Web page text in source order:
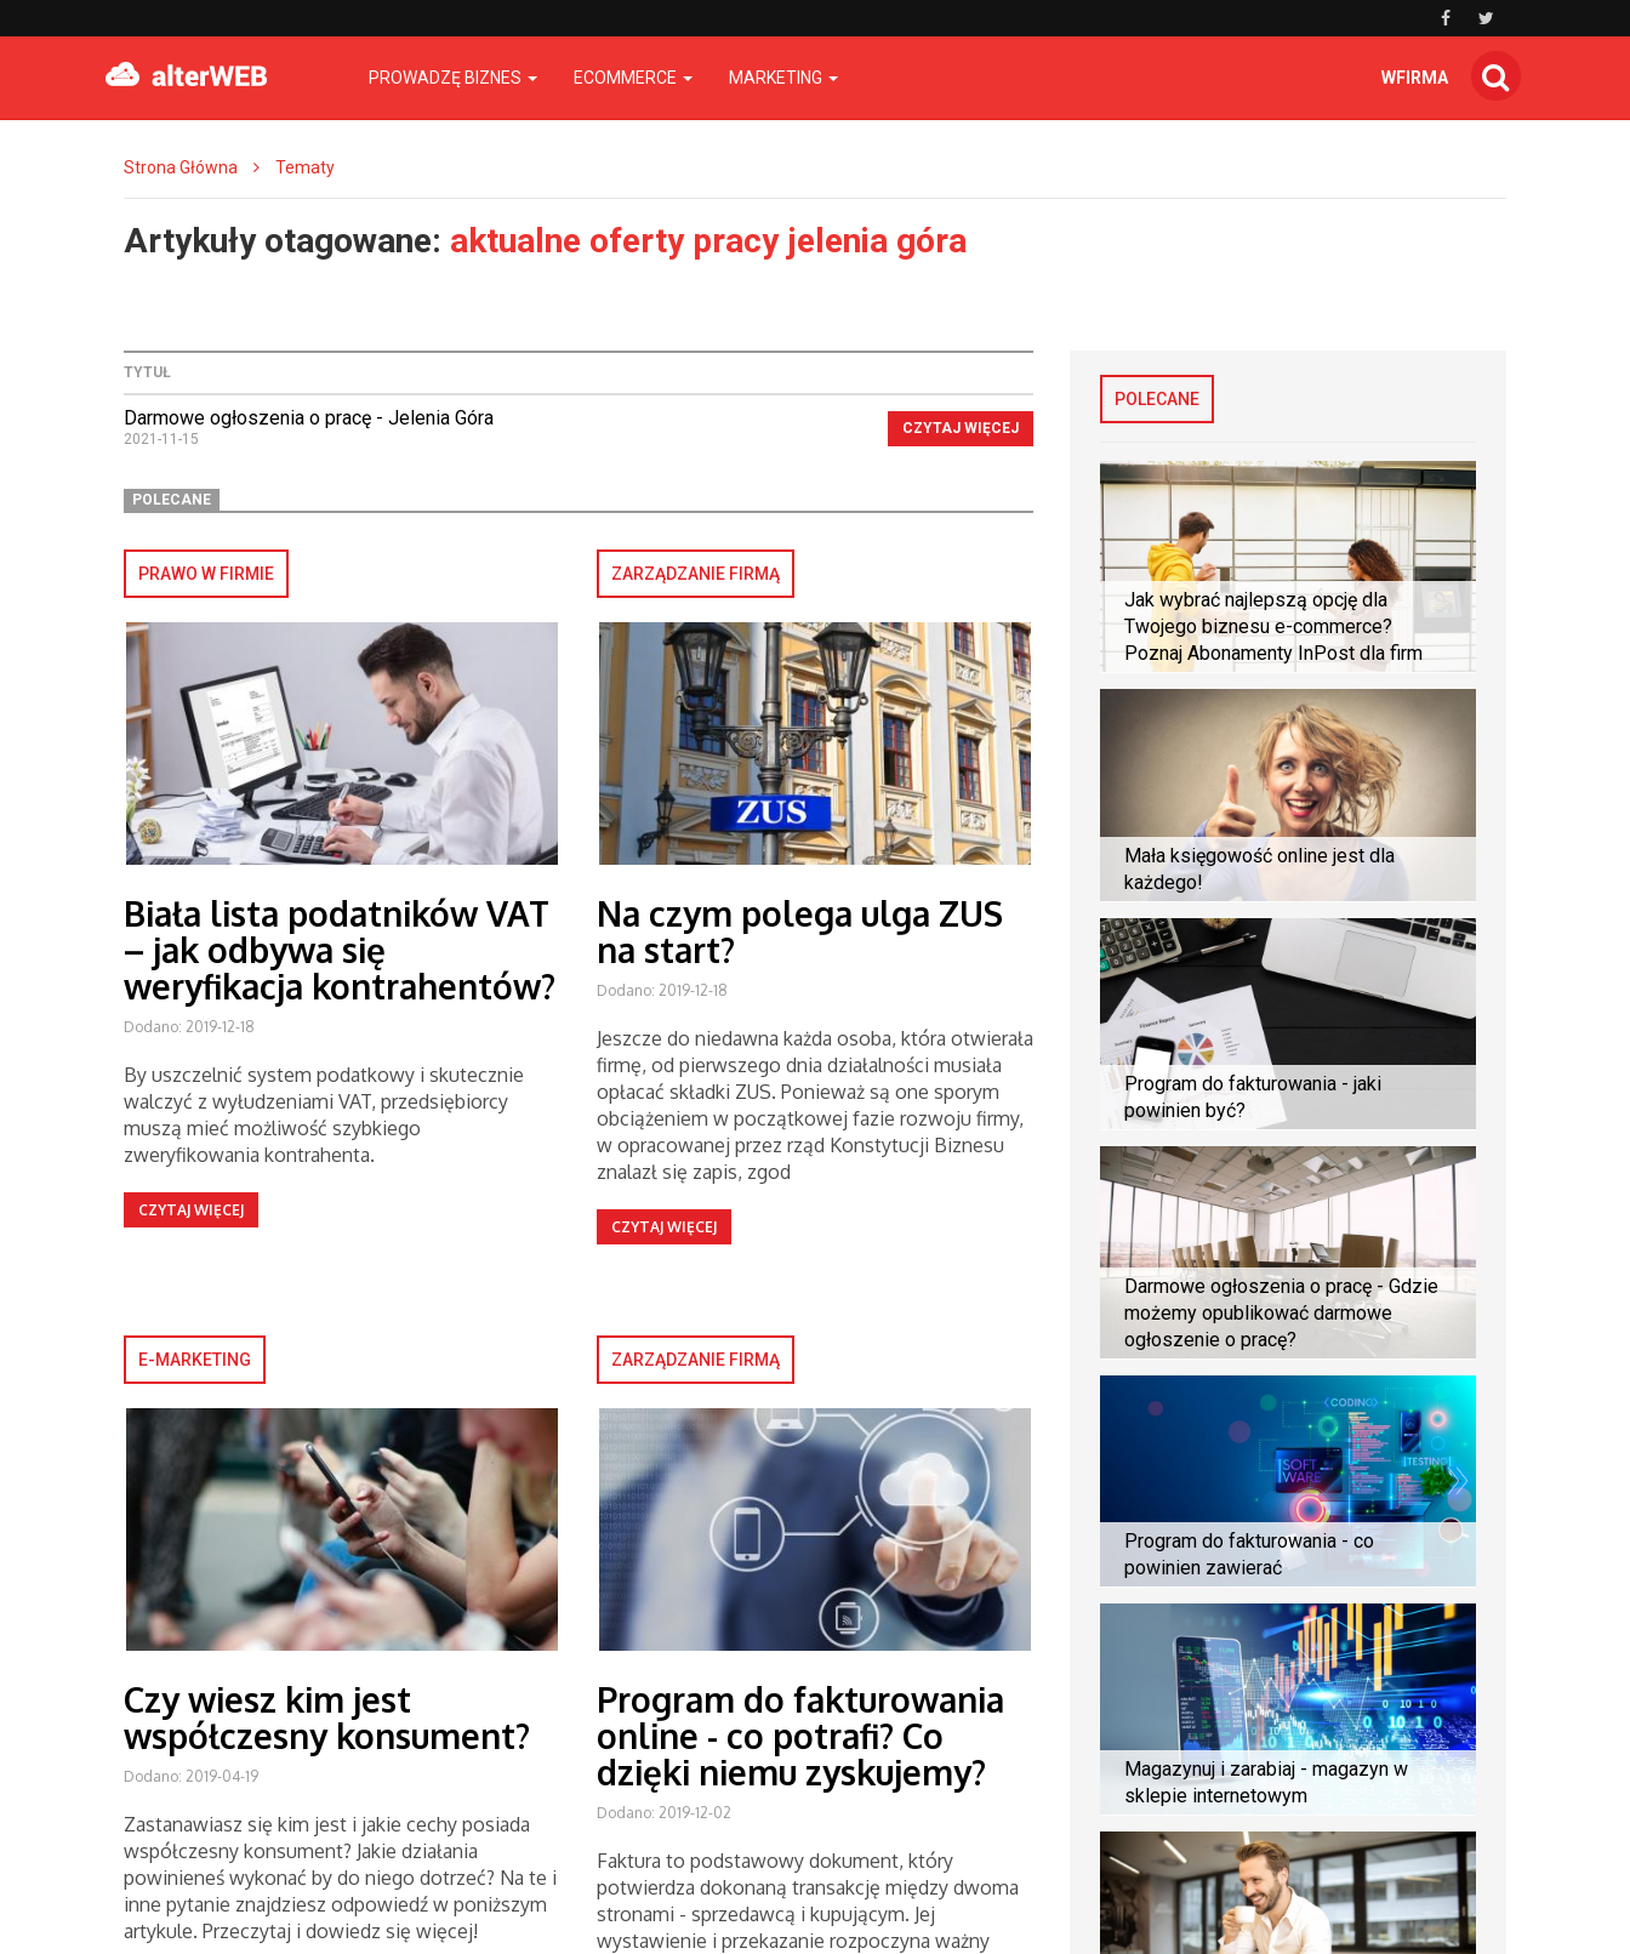
PROWADZĘ BIZNES ECOMMERCE MARKETING WFIRMA
Strona Główna Tematy
Artykuły otagowane: aktualne oferty pracy jelenia góra
TYTUŁ
Darmowe ogłoszenia o pracę - Jelenia Góra
2021-11-15
CZYTAJ WIĘCEJ
POLECANE
PRAWO W FIRMIE
Biała lista podatników VAT
– jak odbywa się
weryfikacja kontrahentów?
Dodano: 2019-12-18
By uszczelnić system podatkowy i skutecznie
walczyć z wyłudzeniami VAT, przedsiębiorcy
muszą mieć możliwość szybkiego
zweryfikowania kontrahenta.
CZYTAJ WIĘCEJ
ZARZĄDZANIE FIRMĄ
Na czym polega ulga ZUS
na start?
Dodano: 2019-12-18
Jeszcze do niedawna każda osoba, która otwierała
firmę, od pierwszego dnia działalności musiała
opłacać składki ZUS. Ponieważ są one sporym
obciążeniem w początkowej fazie rozwoju firmy,
w opracowanej przez rząd Konstytucji Biznesu
znalazł się zapis, zgod
CZYTAJ WIĘCEJ
E-MARKETING
Czy wiesz kim jest
współczesny konsument?
Dodano: 2019-04-19
Zastanawiasz się kim jest i jakie cechy posiada
współczesny konsument? Jakie działania
powinieneś wykonać by do niego dotrzeć? Na te i
inne pytanie znajdziesz odpowiedź w poniższym
artykule. Przeczytaj i dowiedz się więcej!
ZARZĄDZANIE FIRMĄ
Program do fakturowania
online - co potrafi? Co
dzięki niemu zyskujemy?
Dodano: 2019-12-02
Faktura to podstawowy dokument, który
potwierdza dokonaną transakcję między dwoma
stronami - sprzedawcą i kupującym. Jej
wystawienie i przekazanie rozpoczyna ważny
POLECANE
Jak wybrać najlepszą opcję dla
Twojego biznesu e-commerce?
Poznaj Abonamenty InPost dla firm
Mała księgowość online jest dla
każdego!
Program do fakturowania - jaki
powinien być?
Darmowe ogłoszenia o pracę - Gdzie
możemy opublikować darmowe
ogłoszenie o pracę?
Program do fakturowania - co
powinien zawierać
Magazynuj i zarabiaj - magazyn w
sklepie internetowym